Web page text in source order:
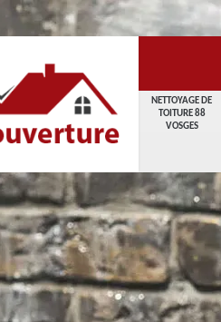
NETTOYAGE DE
TOITURE 88
VOSGES